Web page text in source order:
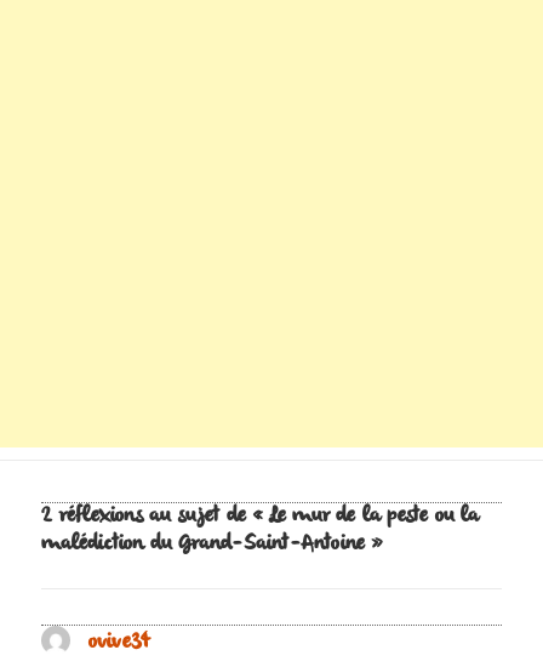
2 réflexions au sujet de « Le mur de la peste ou la
malédiction du Grand-Saint-Antoine »
ovive34dit :